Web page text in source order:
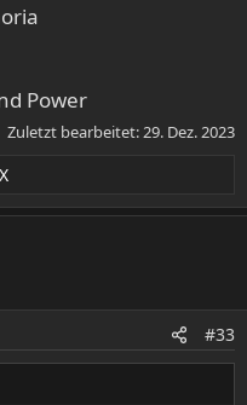
Power
Zuletzt bearbeitet:29. Dez. 2023
#33